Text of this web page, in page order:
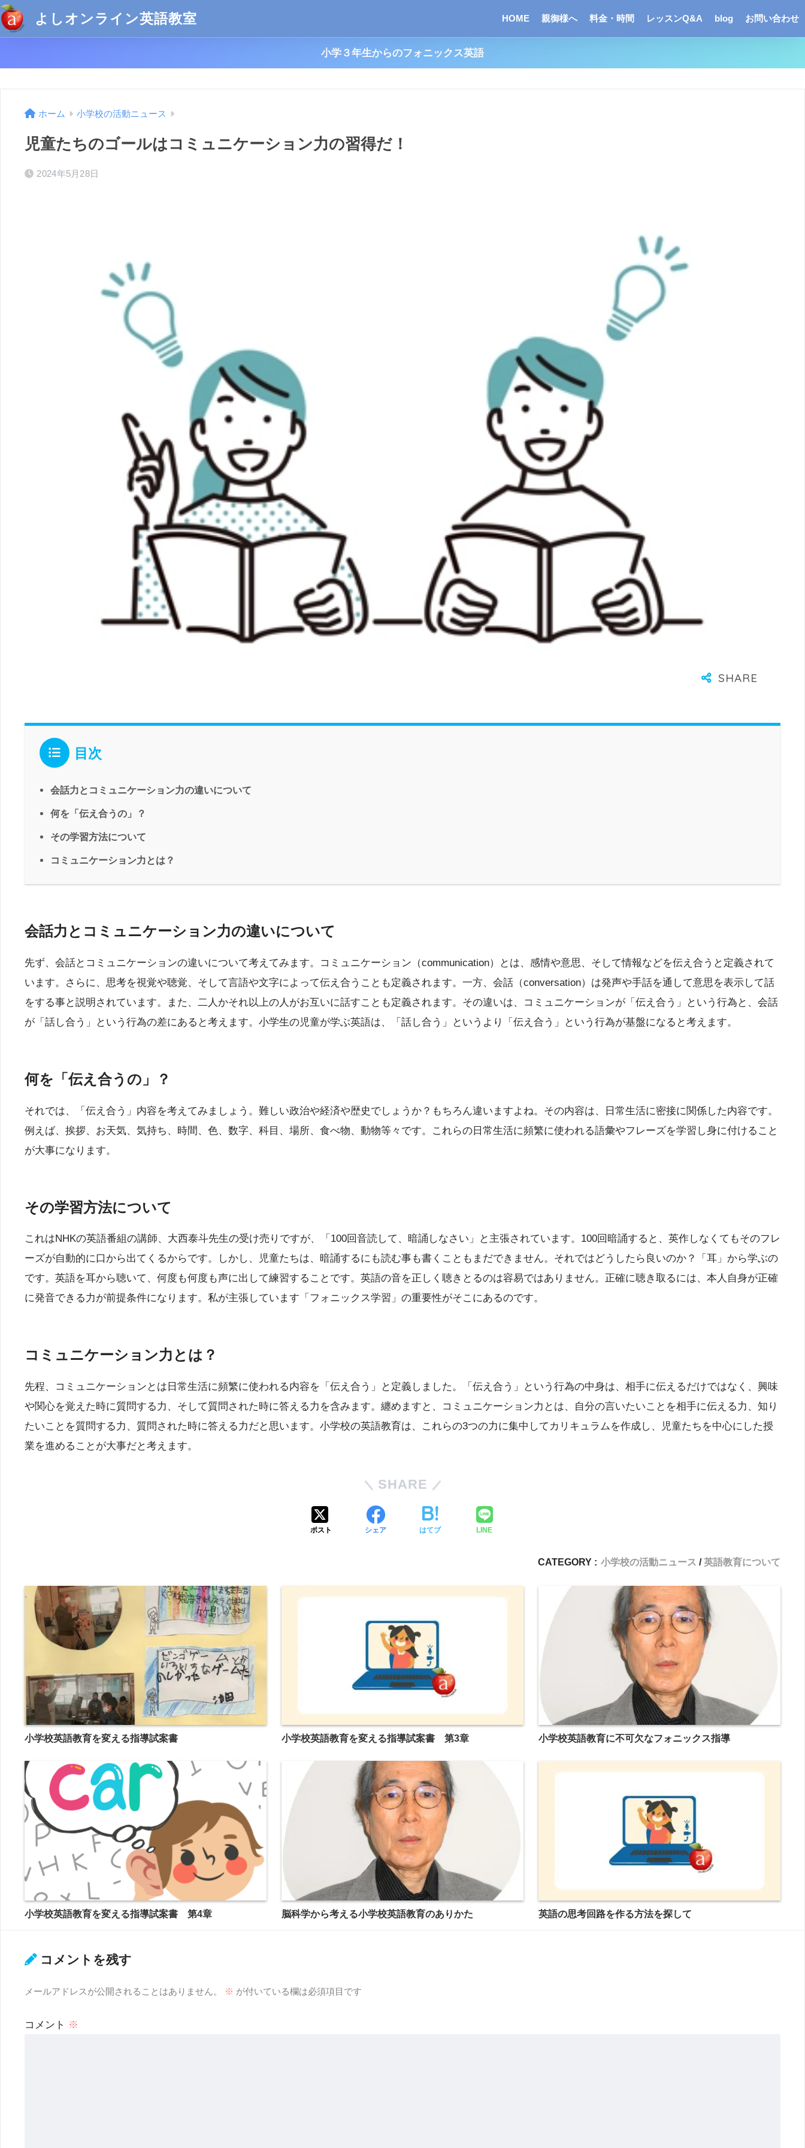
よしオンライン英語教室 HOME 親御様へ 料金・時間 レッスンQ&A blog お問い合わせ
小学３年生からのフォニックス英語
ホーム 小学校の活動ニュース
児童たちのゴールはコミュニケーション力の習得だ！
2024年5月28日
目次
会話力とコミュニケーション力の違いについて
何を「伝え合うの」？
その学習方法について
コミュニケーション力とは？
会話力とコミュニケーション力の違いについて
先ず、会話とコミュニケーションの違いについて考えてみます。コミュニケーション（communication）とは、感情や意思、そして情報などを伝え合うと定義されて
います。さらに、思考を視覚や聴覚、そして言語や文字によって伝え合うことも定義されます。一方、会話（conversation）は発声や手話を通して意思を表示して話
をする事と説明されています。また、二人かそれ以上の人がお互いに話すことも定義されます。その違いは、コミュニケーションが「伝え合う」という行為と、会話
が「話し合う」という行為の差にあると考えます。小学生の児童が学ぶ英語は、「話し合う」というより「伝え合う」という行為が基盤になると考えます。
何を「伝え合うの」？
それでは、「伝え合う」内容を考えてみましょう。難しい政治や経済や歴史でしょうか？もちろん違いますよね。その内容は、日常生活に密接に関係した内容です。
例えば、挨拶、お天気、気持ち、時間、色、数字、科目、場所、食べ物、動物等々です。これらの日常生活に頻繁に使われる語彙やフレーズを学習し身に付けること
が大事になります。
その学習方法について
これはNHKの英語番組の講師、大西泰斗先生の受け売りですが、「100回音読して、暗誦しなさい」と主張されています。100回暗誦すると、英作しなくてもそのフレ
ーズが自動的に口から出てくるからです。しかし、児童たちは、暗誦するにも読む事も書くこともまだできません。それではどうしたら良いのか？「耳」から学ぶの
です。英語を耳から聴いて、何度も何度も声に出して練習することです。英語の音を正しく聴きとるのは容易ではありません。正確に聴き取るには、本人自身が正確
に発音できる力が前提条件になります。私が主張しています「フォニックス学習」の重要性がそこにあるのです。
コミュニケーション力とは？
先程、コミュニケーションとは日常生活に頻繁に使われる内容を「伝え合う」と定義しました。「伝え合う」という行為の中身は、相手に伝えるだけではなく、興味
や関心を覚えた時に質問する力、そして質問された時に答える力を含みます。纏めますと、コミュニケーション力とは、自分の言いたいことを相手に伝える力、知り
たいことを質問する力、質問された時に答える力だと思います。小学校の英語教育は、これらの3つの力に集中してカリキュラムを作成し、児童たちを中心にした授
業を進めることが大事だと考えます。
SHARE
ポスト シェア はてブ LINE
CATEGORY : 小学校の活動ニュース 英語教育について
小学校英語教育を変える指導試案書 小学校英語教育を変える指導試案書 第3章 小学校英語教育に不可欠なフォニックス指導
小学校英語教育を変える指導試案書 第4章 脳科学から考える小学校英語教育のありかた 英語の思考回路を作る方法を探して
コメントを残す
メールアドレスが公開されることはありません。 ※ が付いている欄は必須項目です
コメント ※